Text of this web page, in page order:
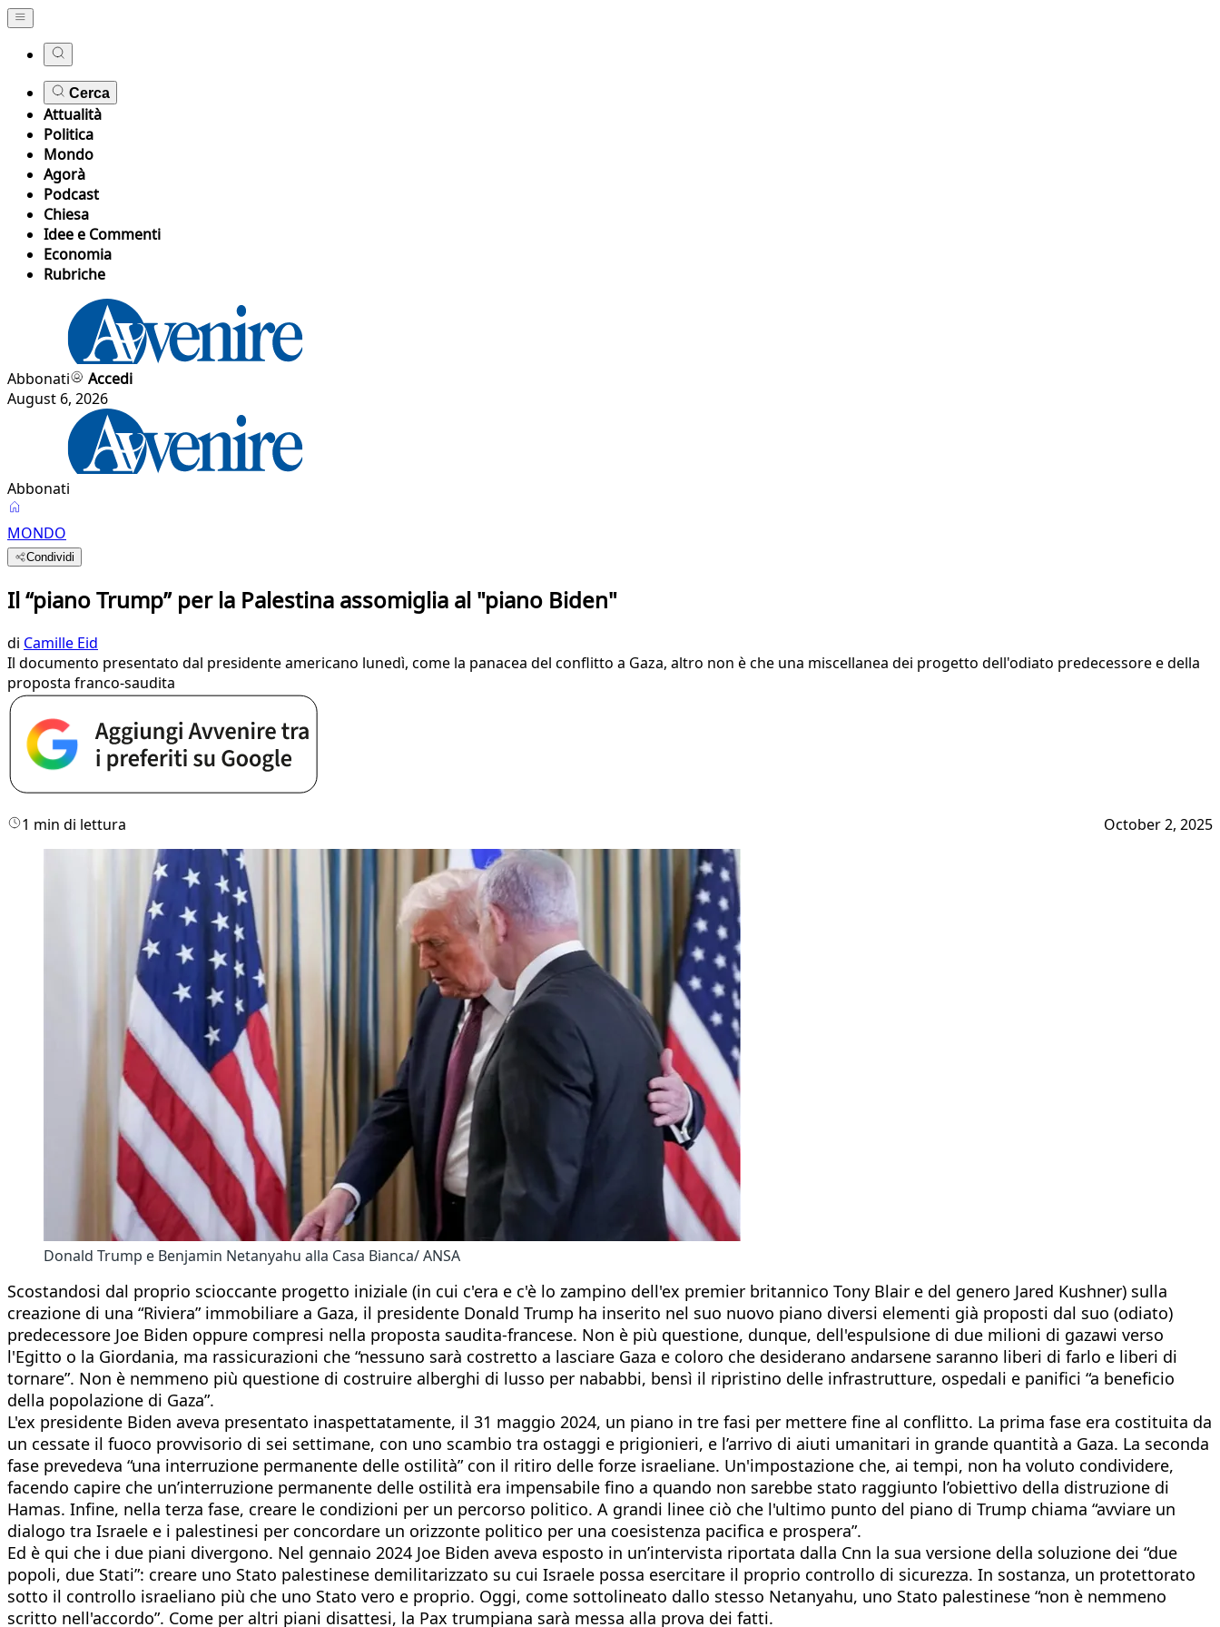
Cerca
Attualità
Politica
Mondo
Agorà
Podcast
Chiesa
Idee e Commenti
Economia
Rubriche
Abbonati
Accedi
August 6, 2026
Abbonati
MONDO
Condividi
Il “piano Trump” per la Palestina assomiglia al "piano Biden"
di Camille Eid
Il documento presentato dal presidente americano lunedì, come la panacea del conflitto a Gaza, altro non è che una miscellanea dei progetto dell'odiato predecessore e della
proposta franco-saudita
1 min di lettura October 2, 2025
Donald Trump e Benjamin Netanyahu alla Casa Bianca/ ANSA
Scostandosi dal proprio scioccante progetto iniziale (in cui c'era e c'è lo zampino dell'ex premier britannico Tony Blair e del genero Jared Kushner) sulla
creazione di una “Riviera” immobiliare a Gaza, il presidente Donald Trump ha inserito nel suo nuovo piano diversi elementi già proposti dal suo (odiato)
predecessore Joe Biden oppure compresi nella proposta saudita-francese. Non è più questione, dunque, dell'espulsione di due milioni di gazawi verso
l'Egitto o la Giordania, ma rassicurazioni che “nessuno sarà costretto a lasciare Gaza e coloro che desiderano andarsene saranno liberi di farlo e liberi di
tornare”. Non è nemmeno più questione di costruire alberghi di lusso per nababbi, bensì il ripristino delle infrastrutture, ospedali e panifici “a beneficio
della popolazione di Gaza”.
L'ex presidente Biden aveva presentato inaspettatamente, il 31 maggio 2024, un piano in tre fasi per mettere fine al conflitto. La prima fase era costituita da
un cessate il fuoco provvisorio di sei settimane, con uno scambio tra ostaggi e prigionieri, e l’arrivo di aiuti umanitari in grande quantità a Gaza. La seconda
fase prevedeva “una interruzione permanente delle ostilità” con il ritiro delle forze israeliane. Un'impostazione che, ai tempi, non ha voluto condividere,
facendo capire che un’interruzione permanente delle ostilità era impensabile fino a quando non sarebbe stato raggiunto l’obiettivo della distruzione di
Hamas. Infine, nella terza fase, creare le condizioni per un percorso politico. A grandi linee ciò che l'ultimo punto del piano di Trump chiama “avviare un
dialogo tra Israele e i palestinesi per concordare un orizzonte politico per una coesistenza pacifica e prospera”.
Ed è qui che i due piani divergono. Nel gennaio 2024 Joe Biden aveva esposto in un’intervista riportata dalla Cnn la sua versione della soluzione dei “due
popoli, due Stati”: creare uno Stato palestinese demilitarizzato su cui Israele possa esercitare il proprio controllo di sicurezza. In sostanza, un protettorato
sotto il controllo israeliano più che uno Stato vero e proprio. Oggi, come sottolineato dallo stesso Netanyahu, uno Stato palestinese “non è nemmeno
scritto nell'accordo”. Come per altri piani disattesi, la Pax trumpiana sarà messa alla prova dei fatti.